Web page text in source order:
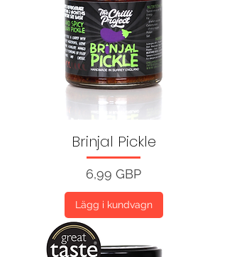
Brinjal Pickle
Pris
6,99 GBP
Lägg i kundvagn